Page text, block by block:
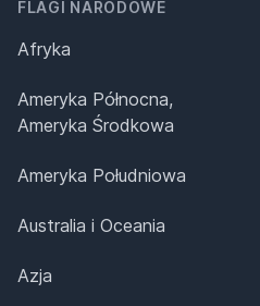
FLAGI NARODOWE
Afryka
Ameryka Północna,
Ameryka Środkowa
Ameryka Południowa
Australia i Oceania
Azja